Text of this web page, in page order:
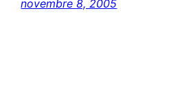
novembre 8, 2005